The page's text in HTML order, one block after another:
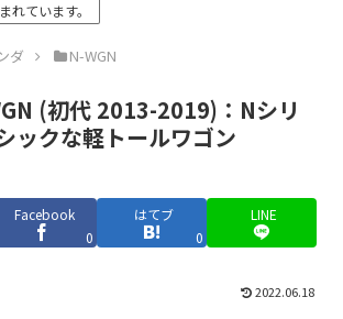
れています。
ダ N-WGN
(初代 2013-2019)：Nシリ
ックな軽トールワゴン
Facebook
0
はてブ
0
LINE
2022.06.18